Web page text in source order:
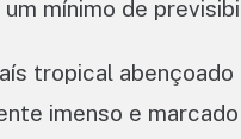
mínimo de
tropical abençoado
imenso e marcado